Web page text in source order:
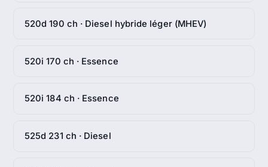
520d 190 ch · Diesel hybride léger (MHEV)
520i 170 ch · Essence
520i 184 ch · Essence
525d 231 ch · Diesel